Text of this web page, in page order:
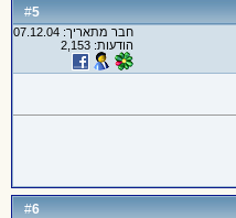
#
5
חבר מתאריך: 07.12.04
הודעות: 2,153
#
6